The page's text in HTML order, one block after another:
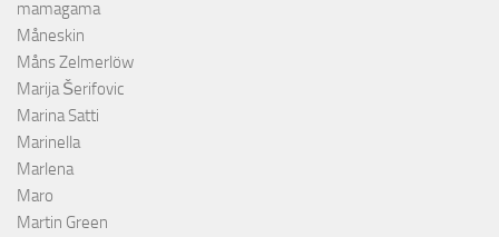
mamagama
Måneskin
Måns Zelmerlöw
Marija Šerifovic
Marina Satti
Marinella
Marlena
Maro
Martin Green